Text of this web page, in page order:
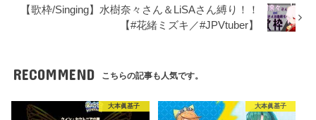
【歌枠/Singing】水樹奈々さん＆LiSAさん縛り！！
【#花緒ミズキ／#JPVtuber】
RECOMMEND こちらの記事も人気です。
大本眞基子 大本眞基子